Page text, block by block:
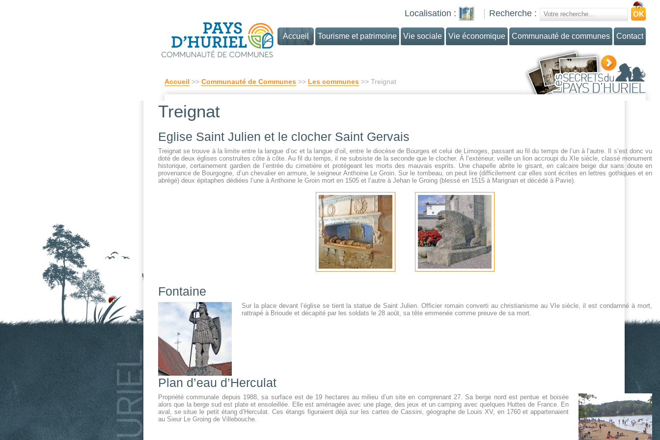
Accueil >> Communauté de Communes >> Les communes >> Treignat
Accueil Tourisme et patrimoine Vie sociale Vie économique Communauté de communes Contact
Localisation : Recherche :
Treignat
Eglise Saint Julien et le clocher Saint Gervais
Treignat se trouve à la limite entre la langue d’oc et la langue d’oil, entre le diocèse de Bourges et celui de Limoges, passant au fil du temps de l’un à l’autre. Il s’est donc vu
doté de deux églises construites côte à côte. Au fil du temps, il ne subsiste de la seconde que le clocher. À l’extérieur, veille un lion accroupi du XIe siècle, classé monument
historique, certainement gardien de l’entrée du cimetière et protégeant les morts des mauvais esprits. Une chapelle abrite le gisant, en calcaire beige dur sans doute en
provenance de Bourgogne, d’un chevalier en armure, le seigneur Anthoine Le Groin. Sur le tombeau, on peut lire (difficilement car elles sont écrites en lettres gothiques et en
abrégé) deux épitaphes dédiées l’une à Anthoine le Groin mort en 1505 et l’autre à Jehan le Groing (blessé en 1515 à Marignan et décédé à Pavie).
Fontaine
Sur la place devant l’église se tient la statue de Saint Julien. Officier romain converti au christianisme au VIe siècle, il est condamné à mort,
rattrapé à Brioude et décapité par les soldats le 28 août, sa tête emmenée comme preuve de sa mort.
Plan d’eau d’Herculat
Propriété communale depuis 1988, sa surface est de 19 hectares au milieu d’un site en comprenant 27. Sa berge nord est pentue et boisée
alors que la berge sud est plate et ensoleillée. Elle est aménagée avec une plage, des jeux et un camping avec quelques Huttes de France. En
aval, se situe le petit étang d’Herculat. Ces étangs figuraient déjà sur les cartes de Cassini, géographe de Louis XV, en 1760 et appartenaient
au Sieur Le Groing de Villebouche.